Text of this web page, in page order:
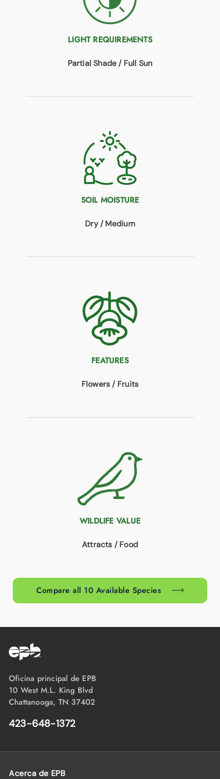
LIGHT REQUIREMENTS
Partial Shade / Full Sun
SOIL MOISTURE
Dry / Medium
FEATURES
Flowers / Fruits
WILDLIFE VALUE
Attracts / Food
Compare all 10 Available Species
Oficina principal de EPB
10 West M.L. King Blvd
Chattanooga, TN 37402
423-648-1372
Acerca de EPB